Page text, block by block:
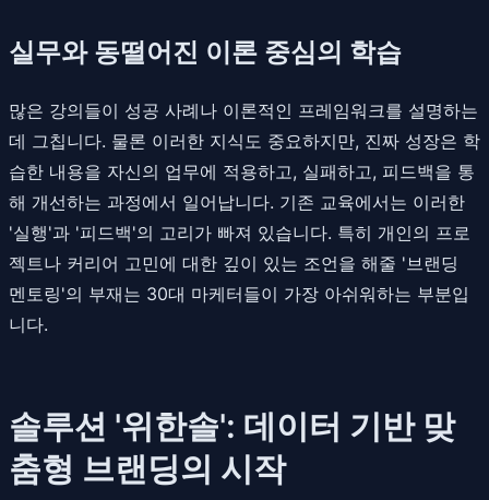
실무와 동떨어진 이론 중심의 학습
많은 강의들이 성공 사례나 이론적인 프레임워크를 설명하는
데 그칩니다. 물론 이러한 지식도 중요하지만, 진짜 성장은 학
습한 내용을 자신의 업무에 적용하고, 실패하고, 피드백을 통
해 개선하는 과정에서 일어납니다. 기존 교육에서는 이러한
'실행'과 '피드백'의 고리가 빠져 있습니다. 특히 개인의 프로
젝트나 커리어 고민에 대한 깊이 있는 조언을 해줄 '브랜딩
멘토링'의 부재는 30대 마케터들이 가장 아쉬워하는 부분입
니다.
솔루션 '위한솔': 데이터 기반 맞
춤형 브랜딩의 시작